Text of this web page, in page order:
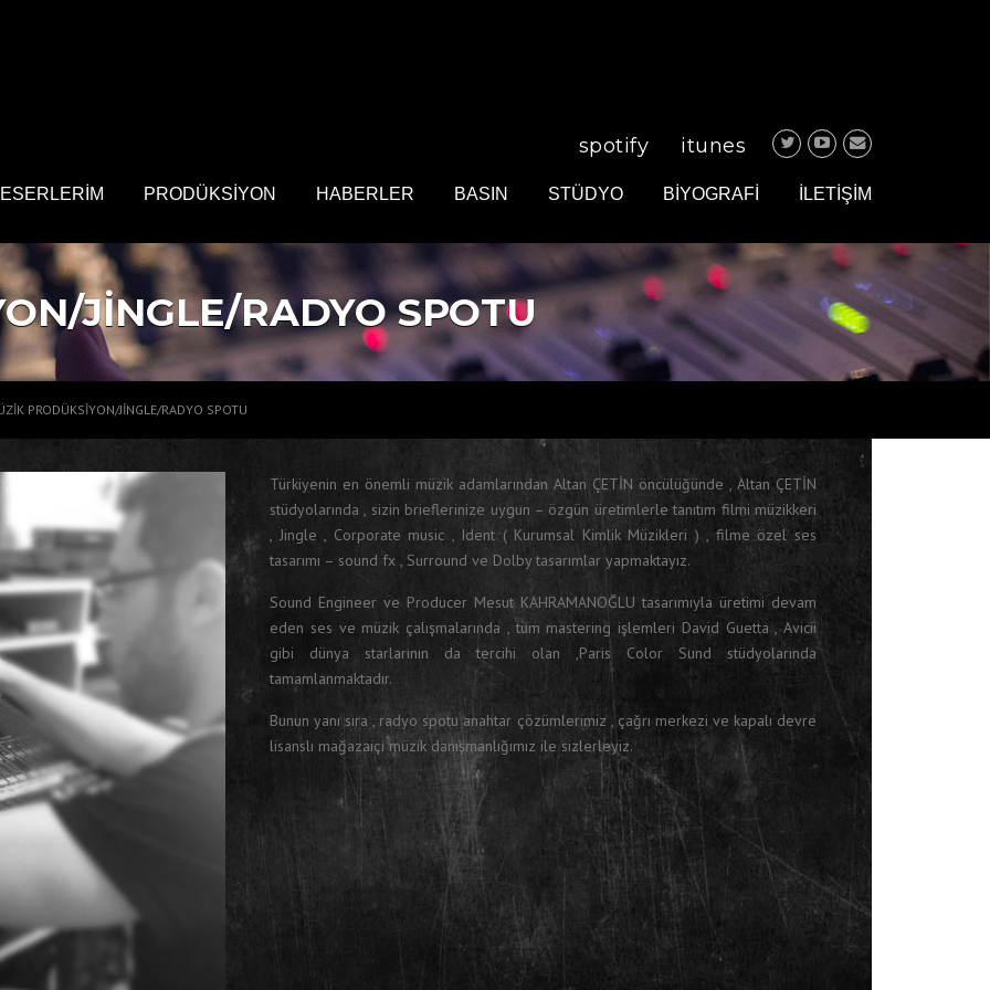
itunes
spotify
ESERLERİM PRODÜKSİYON HABERLER BASIN STÜDYO BİYOGRAFİ İLETİŞİM
JİNGLE/RADYO SPOTU
PRODÜKSİYON/JİNGLE/RADYO SPOTU
Türkiyenin en önemli müzik adamlarından Altan ÇETİN öncülüğünde , Altan ÇETİN
stüdyolarında , sizin brieflerinize uygun – özgün üretimlerle tanıtım filmi müzikkeri
, Jingle , Corporate music , Ident ( Kurumsal Kimlik Müzikleri ) , filme özel ses
tasarımı – sound fx , Surround ve Dolby tasarımlar yapmaktayız.
Sound Engineer ve Producer Mesut KAHRAMANOĞLU tasarımıyla üretimi devam
eden ses ve müzik çalışmalarında , tüm mastering işlemleri David Guetta , Avicii
gibi dünya starlarının da tercihi olan ,Paris Color Sund stüdyolarında
tamamlanmaktadır.
Bunun yanı sıra , radyo spotu anahtar çözümlerimiz , çağrı merkezi ve kapalı devre
lisanslı mağazaiçi müzik danışmanlığımız ile sizlerleyiz.